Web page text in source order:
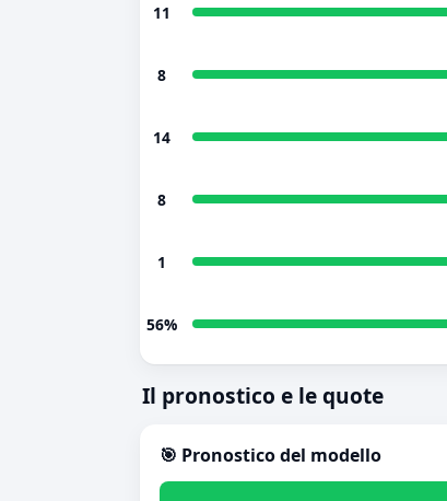
11
8
14
8
1
56%
Il pronostico e le quote
🎯 Pronostico del modello